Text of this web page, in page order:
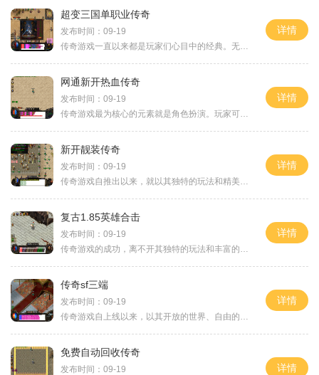
超变三国单职业传奇
发布时间：09-19
传奇游戏一直以来都是玩家们心目中的经典。无论是从情节设计、角色构建，还是装备系统、战斗机制，都让人沉醉其中。在超变三国单职业传奇中，玩家将化身为三国时期的英雄，在丰富的世界观和剧情设定中展开冒险。游戏中每个角色都有自己独特的技能与属性，玩家
详情
网通新开热血传奇
发布时间：09-19
传奇游戏最为核心的元素就是角色扮演。玩家可以选择不同的职业，如战士、法师和道士等，每个职业都有其独特的技能和玩法。战士以高防御和近战输出著称，法师则拥有强大的远程攻击能力，而道士则擅长治疗和辅助。玩家需要根据自己的喜好和团队需求选择合适的职
详情
新开靓装传奇
发布时间：09-19
传奇游戏自推出以来，就以其独特的玩法和精美的画面赢得了大批粉丝。作为一款经典的多人在线角色扮演游戏（MMORPG），传奇游戏以其自由度高、社交性强和任务系统丰富等特点，成为了无数玩家心目中的经典。在新开靓装传奇中，玩家将再次感受到这种魅力。
详情
复古1.85英雄合击
发布时间：09-19
传奇游戏的成功，离不开其独特的玩法和丰富的职业系统。玩家可以选择不同的职业进行冒险，包括战士、法师和道士等。每个职业都有其独特的技能和特点，使得游戏的玩法更加多样化。角色扮演的乐趣在复古1.85英雄合击中，角色扮演的元素被充分体现。玩家可以
详情
传奇sf三端
发布时间：09-19
传奇游戏自上线以来，以其开放的世界、自由的角色发展以及深厚的社交系统吸引了大量玩家。游戏中，玩家可以选择不同的职业，如战士、法师和道士，每个职业都有其独特的技能和玩法，角色扮演的元素使得玩家可以根据自己的喜好来塑造角色的发展方向。传奇sf三
详情
免费自动回收传奇
发布时间：09-19
详情